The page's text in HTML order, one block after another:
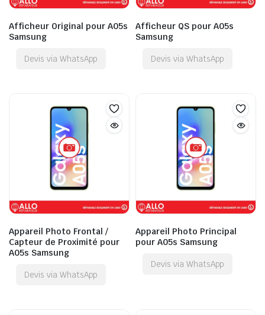
Afficheur Original pour A05s
Samsung
Devis via WhatsApp
Afficheur QS pour A05s
Samsung
Devis via WhatsApp
Appareil Photo Frontal /
Capteur de Proximité pour
A05s Samsung
Devis via WhatsApp
Appareil Photo Principal
pour A05s Samsung
Devis via WhatsApp